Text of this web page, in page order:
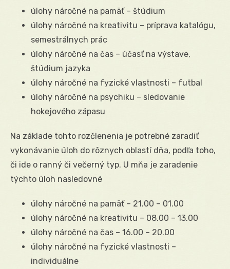
úlohy náročné na pamäť – štúdium
úlohy náročné na kreativitu – príprava katalógu,
semestrálnych prác
úlohy náročné na čas – účasť na výstave,
štúdium jazyka
úlohy náročné na fyzické vlastnosti – futbal
úlohy náročné na psychiku – sledovanie
hokejového zápasu
Na základe tohto rozčlenenia je potrebné zaradiť
vykonávanie úloh do rôznych oblastí dňa, podľa toho,
či ide o ranný či večerný typ. U mňa je zaradenie
týchto úloh nasledovné
úlohy náročné na pamäť – 21.00 – 01.00
úlohy náročné na kreativitu – 08.00 – 13.00
úlohy náročné na čas – 16.00 – 20.00
úlohy náročné na fyzické vlastnosti –
individuálne